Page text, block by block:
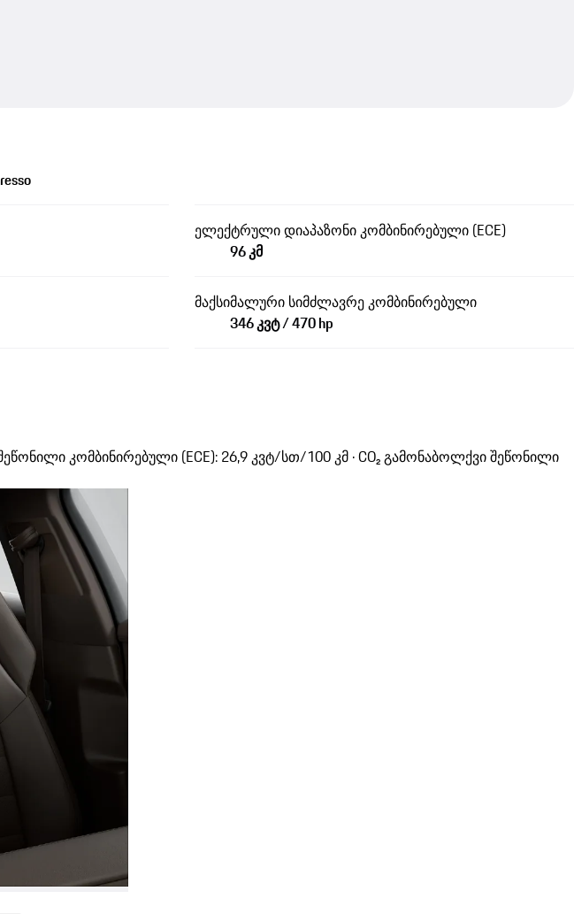
ელექტრული დიაპაზონი კომბინირებული (ECE)
96 კმ
მაქსიმალური სიმძლავრე კომბინირებული
346 კვტ / 470 hp
კომბინირებული (ECE): 26,9 კვტ/სთ/100 კმ · CO₂ გამონაბოლქვი შეწონილი